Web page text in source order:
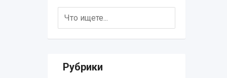
Рубрики